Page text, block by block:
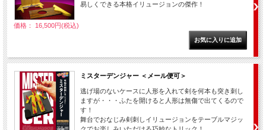
易しくできる本格イリュージョンの傑作！
価格： 16,500円(税込)
ミスターデンジャー ＜メール便可＞
逃げ場のないケースに人形を入れて剣を何本も突き刺し
ますが・・・ふたを開けると人形は無傷で出てくるので
す！
舞台でおなじみ剣刺しイリュージョンをテーブルマジッ